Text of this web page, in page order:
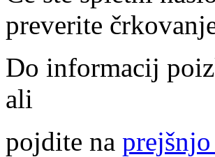
preverite
Do informacij
ali
pojdite na